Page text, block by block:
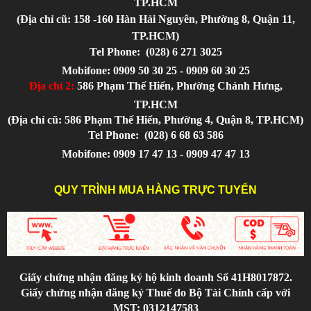
(Địa chỉ cũ: 158 -160 Hàn Hải Nguyên, Phường 8, Quận 11,
TP.HCM)
Tel Phone: (028) 6 271 3025
Mobifone: 0909 50 30 25 - 0909 60 30 25
Địa chỉ 2: 586 Phạm Thế Hiển, Phường Chánh Hưng,
TP.HCM
(Địa chỉ cũ: 586 Phạm Thế Hiển, Phường 4, Quận 8, TP.HCM)
Tel Phone: (028) 6 68 63 586
Mobifone: 0909 17 47 13 - 0909 47 47 13
QUY TRÌNH MUA HÀNG TRỰC TUYẾN
Giấy chứng nhận đăng ký hộ kinh doanh Số 41H8017872.
Giấy chứng nhận đăng ký Thuế do Bộ Tài Chính cấp với
MST: 0312147583